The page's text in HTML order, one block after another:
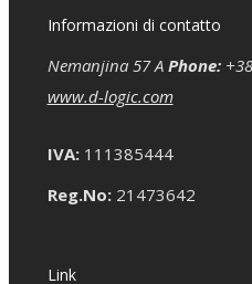
Informazioni di contatto
Nemanjina 57 A Phone:
www.d-logic.com
IVA:111385444
Reg.No:21473642
Link